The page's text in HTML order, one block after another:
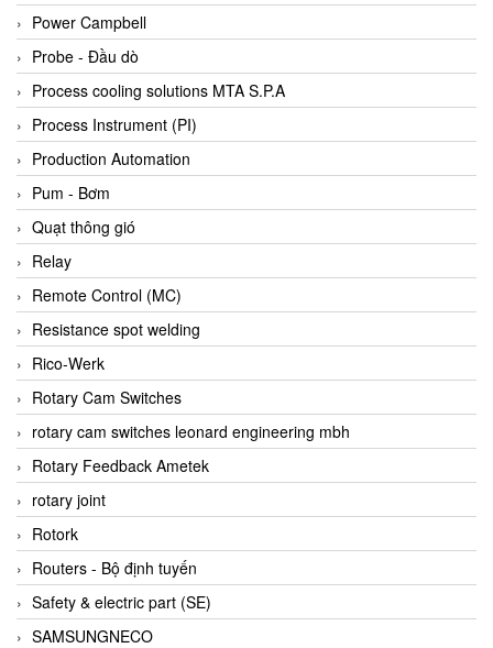
Bihl+wiedemann
Bilz
Binder Connector
Biotech
BirdX Vietnam
BK Vibro
Black Box
BlackBox Vietnam
BLAGDON PUMP
Bloom Engineering
Boneng
Bopp & Reuther Messtechnik
Bosch
Boydcorp
BRAUN Vietnam
Brinkmann Pumpen
BRONKHORST
Brook Instrument
Brooks Instrument Vietnam
Power Campbell
Probe - Đầu dò
Process cooling solutions MTA S.P.A
Process Instrument (PI)
Production Automation
Pum - Bơm
Quạt thông gió
Relay
Remote Control (MC)
Resistance spot welding
Rico-Werk
Rotary Cam Switches
rotary cam switches leonard engineering mbh
Rotary Feedback Ametek
rotary joint
Rotork
Routers - Bộ định tuyến
Safety & electric part (SE)
SAMSUNGNECO